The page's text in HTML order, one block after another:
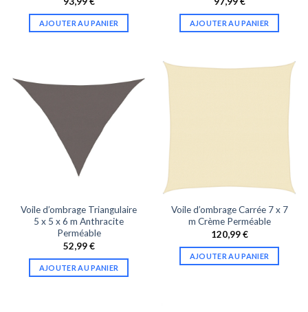
AJOUTER AU PANIER AJOUTER AU PANIER
Voile d’ombrage Triangulaire
5 x 5 x 6 m Anthracite
Perméable
52,99€
AJOUTER AU PANIER
Voile d’ombrage Carrée 7 x 7
m Crème Perméable
120,99€
AJOUTER AU PANIER